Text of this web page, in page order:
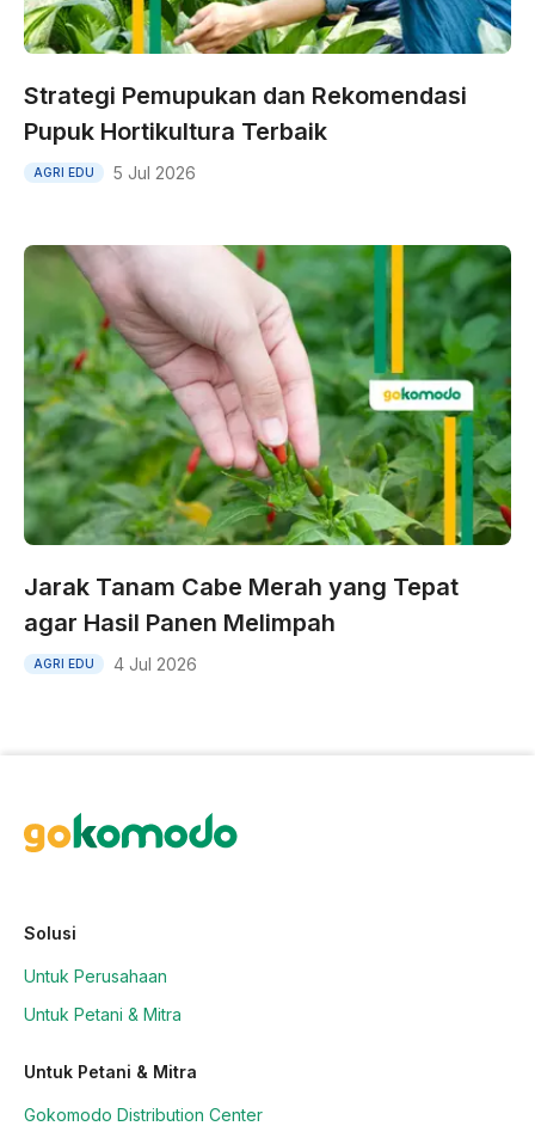
Strategi Pemupukan dan Rekomendasi
Pupuk Hortikultura Terbaik
AGRI EDU 5 Jul 2026
Jarak Tanam Cabe Merah yang Tepat
agar Hasil Panen Melimpah
AGRI EDU 4 Jul 2026
Solusi
Untuk Perusahaan
Untuk Petani & Mitra
Untuk Petani & Mitra
Gokomodo Distribution Center